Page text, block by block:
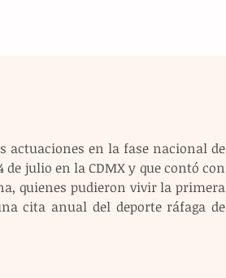
actuaciones en la fase nacional de
de julio en la CDMX y que contó con
quienes pudieron vivir la primera
cita anual del deporte ráfaga de